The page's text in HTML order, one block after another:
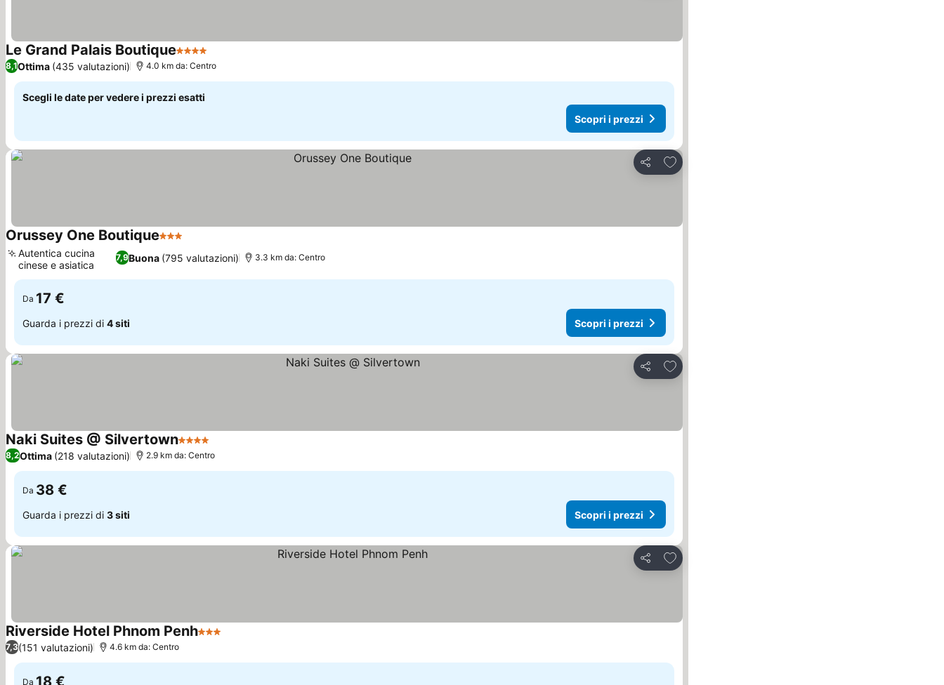
Le Grand Palais Boutique4 Stelle
8,1Ottima (435 valutazioni) 4.0 km da: Centro
Scegli le date per vedere i prezzi esatti
Scopri i prezzi
Condividi
Aggiungi ai preferiti
Orussey One Boutique3 Stelle
7,9Buona (795 valutazioni)
Autentica cucina
cinese e asiatica
3.3 km da: Centro
Da 17 €
Guarda i prezzi di 4 siti Scopri i prezzi
Condividi
Aggiungi ai preferiti
Naki Suites @ Silvertown4 Stelle
8,2Ottima (218 valutazioni) 2.9 km da: Centro
Da 38 €
Guarda i prezzi di 3 siti Scopri i prezzi
Condividi
Aggiungi ai preferiti
Riverside Hotel Phnom Penh3 Stelle
7,3(151 valutazioni) 4.6 km da: Centro
Da 18 €